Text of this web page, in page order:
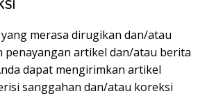
merasa dirugikan dan/atau
penayangan artikel dan/atau berita
dapat mengirimkan artikel
sanggahan dan/atau koreksi